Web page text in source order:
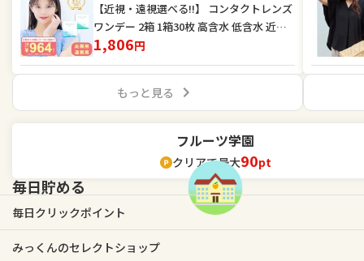
【近視・遠視選べる!!】 コンタクトレンズ
ワンデー 2箱 1箱30枚 高含水 低含水 近視
用 遠視用 UVカット・うるおい成分 コンタ
クト TeAmo CLEAR 1DAY ティアモ
1,806円
もっと見る
フルーツ学園
クリアで最大90pt
毎日貯める
毎日クリックポイント
みっくんのセレクトショップ